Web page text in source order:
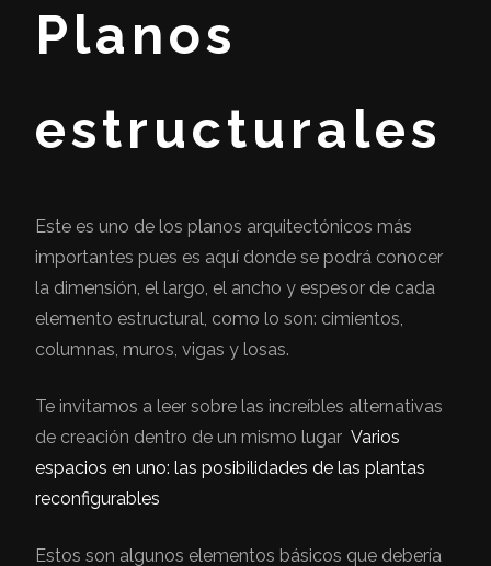
Planos
estructurales
Este es uno de los planos arquitectónicos más
importantes pues es aquí donde se podrá conocer
la dimensión, el largo, el ancho y espesor de cada
elemento estructural, como lo son: cimientos,
columnas, muros, vigas y losas.
Te invitamos a leer sobre las increíbles alternativas
de creación dentro de un mismo lugar Varios
espacios en uno: las posibilidades de las plantas
reconfigurables
Estos son algunos elementos básicos que debería